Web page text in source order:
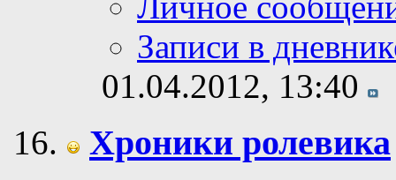
Записи в
01.04.2012, 13:40
Хроники ролевика